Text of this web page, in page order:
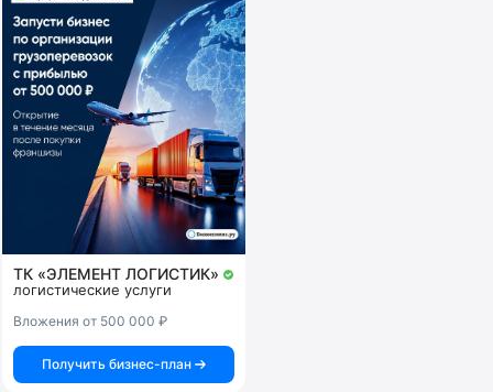
ТК «ЭЛЕМЕНТ ЛОГИСТИК»
логистические услуги
Вложения от 500 000 ₽
Получить бизнес-план